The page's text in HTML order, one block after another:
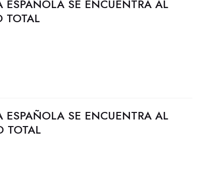
ESPAÑOLA SE ENCUENTRA AL
TOTAL
ESPAÑOLA SE ENCUENTRA AL
TOTAL